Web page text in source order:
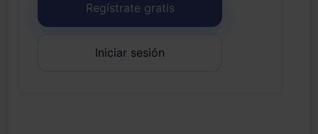
Regístrate gratis
Iniciar sesión